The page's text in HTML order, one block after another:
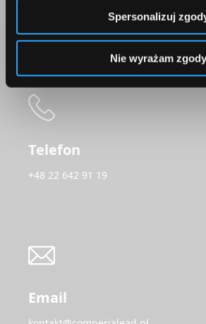
Spersonalizuj
Nie wyrażam zgody
ul. Konstruktorska 13
Telefon
+48 22 642 91 19
Email